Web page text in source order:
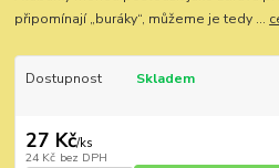
připomínají „buráky“, můžeme je tedy ...
Dostupnost Skladem
27 Kč/ks
24 Kč bez DPH